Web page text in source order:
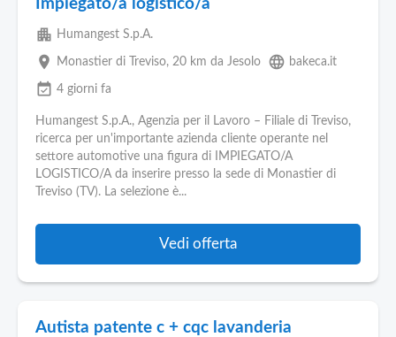
Impiegato/a logistico/a
apartment Humangest S.p.A.
place Monastier di Treviso, 20 km da Jesolo language bakeca.it
event_available 4 giorni fa
Humangest S.p.A., Agenzia per il Lavoro – Filiale di Treviso,
ricerca per un'importante azienda cliente operante nel
settore automotive una figura di IMPIEGATO/A
LOGISTICO/A da inserire presso la sede di Monastier di
Treviso (TV). La selezione è...
Vedi offerta
Autista patente c + cqc lavanderia